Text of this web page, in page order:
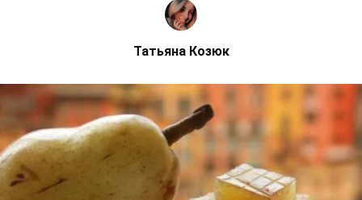
Татьяна Козюк